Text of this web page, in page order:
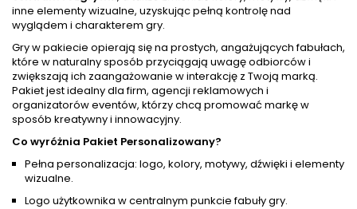
inne elementy wizualne, uzyskując pełną kontrolę nad
wyglądem i charakterem gry.
Gry w pakiecie opierają się na prostych, angażujących fabułach,
które w naturalny sposób przyciągają uwagę odbiorców i
zwiększają ich zaangażowanie w interakcję z Twoją marką.
Pakiet jest idealny dla firm, agencji reklamowych i
organizatorów eventów, którzy chcą promować markę w
sposób kreatywny i innowacyjny.
Co wyróżnia Pakiet Personalizowany?
Pełna personalizacja: logo, kolory, motywy, dźwięki i elementy
wizualne.
Logo użytkownika w centralnym punkcie fabuły gry.